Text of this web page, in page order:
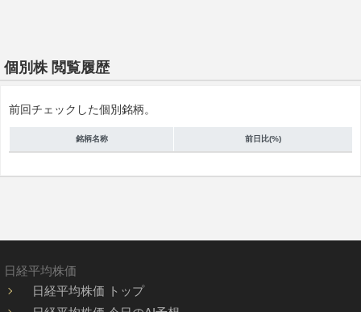
個別株 閲覧履歴
前回チェックした個別銘柄。
銘柄名称 前日比(%)
日経平均株価
日経平均株価 トップ